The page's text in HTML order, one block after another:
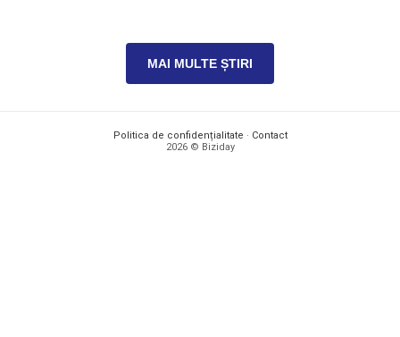
MAI MULTE ȘTIRI
Politica de confidențialitate · Contact
2026 © Biziday